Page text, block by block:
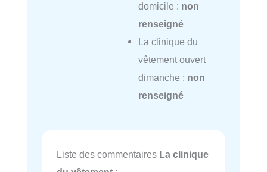
domicile : non
renseigné
La clinique du
vêtement ouvert
dimanche : non
renseigné
Liste des commentaires La clinique